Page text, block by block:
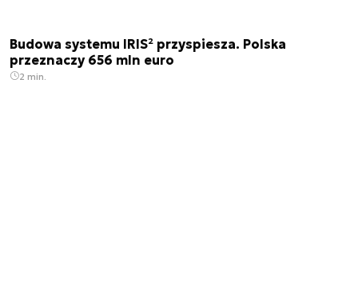
Budowa systemu IRIS² przyspiesza. Polska
przeznaczy 656 mln euro
2 min.